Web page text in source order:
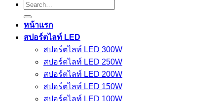
Search
for:
หน้าแรก
สปอร์ตไลท์ LED
สปอร์ตไลท์ LED 300W
สปอร์ตไลท์ LED 250W
สปอร์ตไลท์ LED 200W
สปอร์ตไลท์ LED 150W
สปอร์ตไลท์ LED 100W